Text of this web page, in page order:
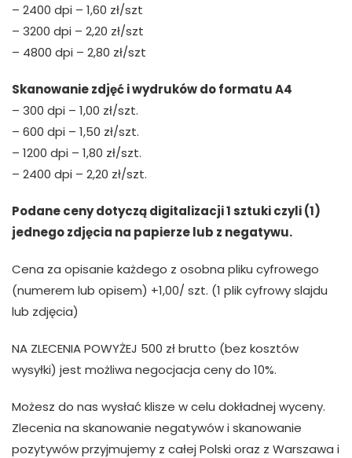
– 2400 dpi – 1,60 zł/szt
– 3200 dpi – 2,20 zł/szt
– 4800 dpi – 2,80 zł/szt
Skanowanie zdjęć i wydruków do formatu A4
– 300 dpi – 1,00 zł/szt.
– 600 dpi – 1,50 zł/szt.
– 1200 dpi – 1,80 zł/szt.
– 2400 dpi – 2,20 zł/szt.
Podane ceny dotyczą digitalizacji 1 sztuki czyli (1)
jednego zdjęcia na papierze lub z negatywu.
Cena za opisanie każdego z osobna pliku cyfrowego
(numerem lub opisem) +1,00/ szt. (1 plik cyfrowy slajdu
lub zdjęcia)
NA ZLECENIA POWYŻEJ 500 zł brutto (bez kosztów
wysyłki) jest możliwa negocjacja ceny do 10%.
Możesz do nas wysłać klisze w celu dokładnej wyceny.
Zlecenia na skanowanie negatywów i skanowanie
pozytywów przyjmujemy z całej Polski oraz z Warszawa i